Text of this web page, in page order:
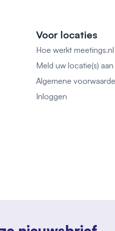
Voor locaties
Hoe werkt meetings.nl
Meld uw locatie(s) aan
Algemene
Inloggen